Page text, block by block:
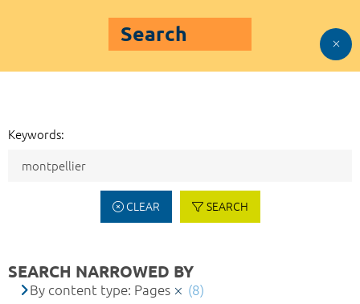
Search
Keywords:
CLEAR SEARCH
SEARCH NARROWED BY
By content type: Pages
(8)